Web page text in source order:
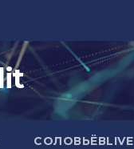
СОЛОВЬЁВLIVE